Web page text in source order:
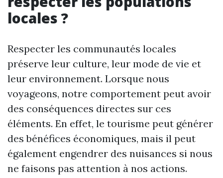
locales ?
Respecter les communautés locales
préserve leur culture, leur mode de vie et
leur environnement. Lorsque nous
voyageons, notre comportement peut avoir
des conséquences directes sur ces
éléments. En effet, le tourisme peut générer
des bénéfices économiques, mais il peut
également engendrer des nuisances si nous
ne faisons pas attention à nos actions.